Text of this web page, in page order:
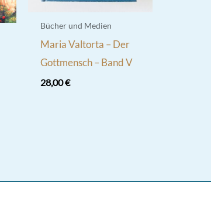
Bücher und Medien
Maria Valtorta – Der
Gottmensch – Band V
28,00€